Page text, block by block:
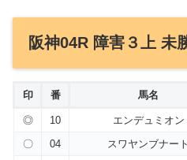
阪神04R 障害３上 未
印 番 馬名
◎ 10 エンデュミオン
〇
04 スワヤンブナート